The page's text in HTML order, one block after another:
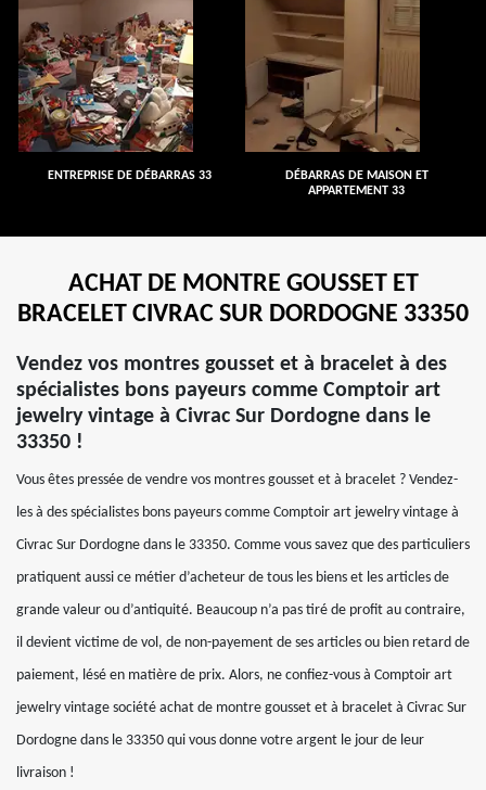
ENTREPRISE DE DÉBARRAS 33
DÉBARRAS DE MAISON ET
APPARTEMENT 33
ACHAT DE MONTRE GOUSSET ET
BRACELET CIVRAC SUR DORDOGNE 33350
Vendez vos montres gousset et à bracelet à des
spécialistes bons payeurs comme Comptoir art
jewelry vintage à Civrac Sur Dordogne dans le
33350 !
Vous êtes pressée de vendre vos montres gousset et à bracelet ? Vendez-
les à des spécialistes bons payeurs comme Comptoir art jewelry vintage à
Civrac Sur Dordogne dans le 33350. Comme vous savez que des particuliers
pratiquent aussi ce métier d’acheteur de tous les biens et les articles de
grande valeur ou d’antiquité. Beaucoup n’a pas tiré de profit au contraire,
il devient victime de vol, de non-payement de ses articles ou bien retard de
paiement, lésé en matière de prix. Alors, ne confiez-vous à Comptoir art
jewelry vintage société achat de montre gousset et à bracelet à Civrac Sur
Dordogne dans le 33350 qui vous donne votre argent le jour de leur
livraison !